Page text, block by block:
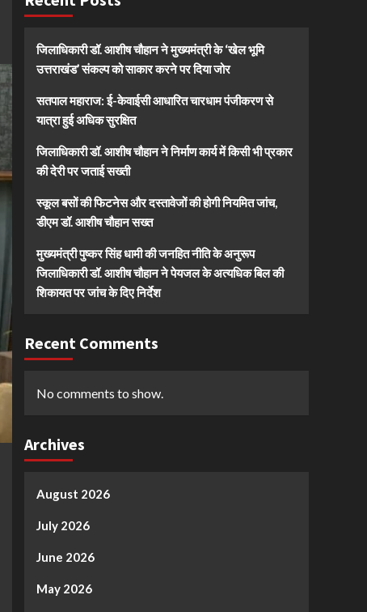
जिलाधिकारी डॉ. आशीष चौहान ने मुख्यमंत्री के ‘खेल भूमि
उत्तराखंड’ संकल्प को साकार करने पर दिया जोर
सतपाल महाराज: ई-केवाईसी आधारित चारधाम पंजीकरण से
यात्रा हुई अधिक सुरक्षित
जिलाधिकारी डॉ. आशीष चौहान ने निर्माण कार्य में किसी भी प्रकार
की देरी पर जताई सख्ती
स्कूल बसों की फिटनेस और दस्तावेजों की होगी नियमित जांच,
डीएम डॉ. आशीष चौहान सख्त
मुख्यमंत्री पुष्कर सिंह धामी की जनहित नीति के अनुरूप
जिलाधिकारी डॉ. आशीष चौहान ने पेयजल के अत्यधिक बिल की
शिकायत पर जांच के दिए निर्देश
Recent Comments
No comments to show.
Archives
August 2026
July 2026
June 2026
May 2026